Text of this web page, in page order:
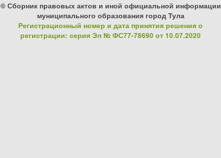
© Сборник правовых актов и иной официальной информации
муниципального образования город Тула
Регистрационный номер и дата принятия решения о
регистрации: серия Эл № ФС77-78690 от 10.07.2020